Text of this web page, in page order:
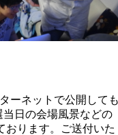
ーネットで公開して
日の会場風景などの
おります。ご送付いた